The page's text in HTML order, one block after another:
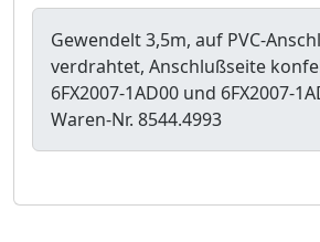
Gewendelt 3,5m, auf PVC-
verdrahtet, Anschlußseite
6FX2007-1AD00 und 6FX2007-
Waren-Nr. 8544.4993